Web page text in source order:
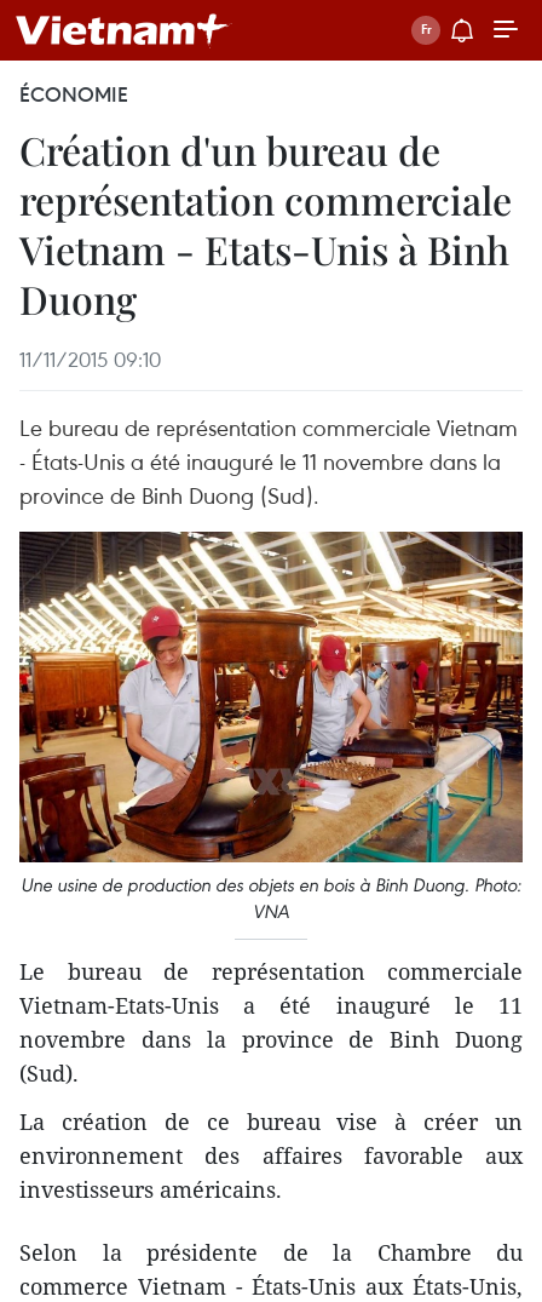
ÉCONOMIE
Création d'un bureau de
représentation commerciale
Vietnam - Etats-Unis à Binh
Duong
11/11/2015 09:10
Le bureau de représentation commerciale Vietnam
- États-Unis a été inauguré le 11 novembre dans la
province de Binh Duong (Sud).
Une usine de production des objets en bois à Binh Duong. Photo:
VNA
Le bureau de représentation commerciale
Vietnam-Etats-Unis a été inauguré le 11
novembre dans la province de Binh Duong
(Sud).
La création de ce bureau vise à créer un
environnement des affaires favorable aux
investisseurs américains.
Selon la présidente de la Chambre du
commerce Vietnam - États-Unis aux États-Unis,